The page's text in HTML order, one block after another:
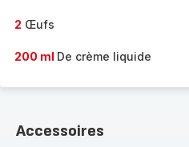
2 Œufs
200 ml De crème liquide
Accessoires